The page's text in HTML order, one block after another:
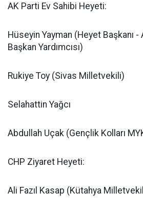
​AK Parti Ev Sahibi Heyeti:
​Hüseyin Yayman (Heyet Başkanı -
Başkan Yardımcısı)
​Rukiye Toy (Sivas Milletvekili)
​Selahattin Yağcı
​Abdullah Uçak (Gençlik Kolları
​CHP Ziyaret Heyeti:
​Ali Fazıl Kasap (Kütahya